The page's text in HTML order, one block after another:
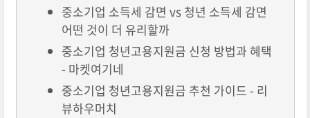
중소기업 소득세 감면 vs 청년 소득세 감면
어떤 것이 더 유리할까
중소기업 청년고용지원금 신청 방법과 혜택
- 마켓여기네
중소기업 청년고용지원금 추천 가이드 - 리
뷰하우머치